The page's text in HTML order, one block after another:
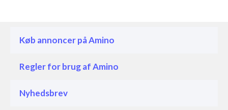
Køb annoncer på Amino
Regler for brug af Amino
Nyhedsbrev